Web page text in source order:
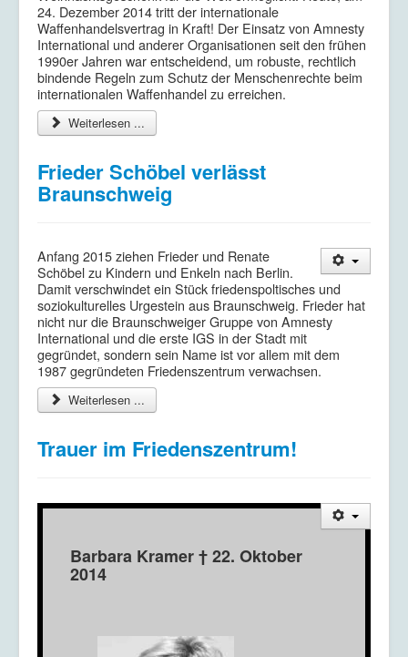
24. Dezember 2014 tritt der internationale
Waffenhandelsvertrag in Kraft! Der Einsatz von Amnesty
International und anderer Organisationen seit den frühen
1990er Jahren war entscheidend, um robuste, rechtlich
bindende Regeln zum Schutz der Menschenrechte beim
internationalen Waffenhandel zu erreichen.
Weiterlesen ...
Frieder Schöbel verlässt
Braunschweig
Anfang 2015 ziehen Frieder und Renate
Schöbel zu Kindern und Enkeln nach Berlin.
Damit verschwindet ein Stück friedenspoltisches und
soziokulturelles Urgestein aus Braunschweig. Frieder hat
nicht nur die Braunschweiger Gruppe von Amnesty
International und die erste IGS in der Stadt mit
gegründet, sondern sein Name ist vor allem mit dem
1987 gegründeten Friedenszentrum verwachsen.
Weiterlesen ...
Trauer im Friedenszentrum!
Barbara Kramer † 22. Oktober
2014